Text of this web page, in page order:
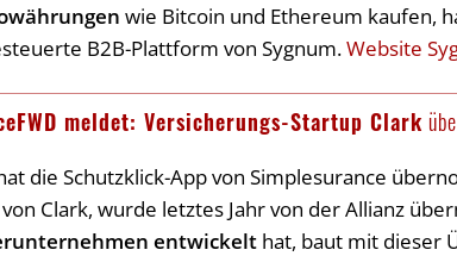
wie Bitcoin und Ethereum kaufen,
B2B-Plattform von Sygnum.Website
meldet: Versicherungs-Startup Clark
die Schutzklick-App von Simplesurance
von Clark, wurde letztes Jahr von der Allianz
entwickelt hat, baut mit dieser